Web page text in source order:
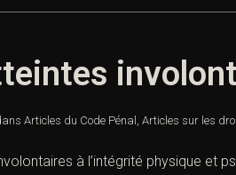
Articles du Code Pénal , Articles sur les
à l’intégrité physique et